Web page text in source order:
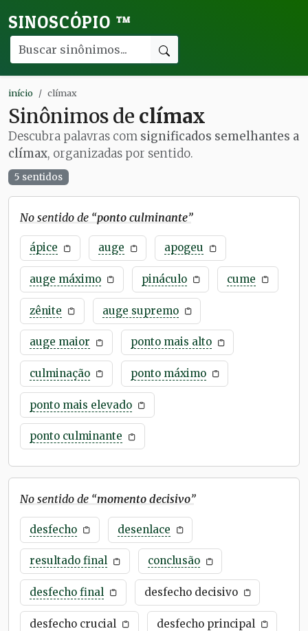
SINOSCÓPIO ™
início clímax
Sinônimos de clímax
Descubra palavras com significados semelhantes a
clímax, organizadas por sentido.
5 sentidos
No sentido de “ponto culminante”
ápice auge apogeu
auge máximo pináculo cume
zênite auge supremo
auge maior ponto mais alto
culminação ponto máximo
ponto mais elevado
ponto culminante
No sentido de “momento decisivo”
desfecho desenlace
resultado final conclusão
desfecho final desfecho decisivo
desfecho crucial desfecho principal